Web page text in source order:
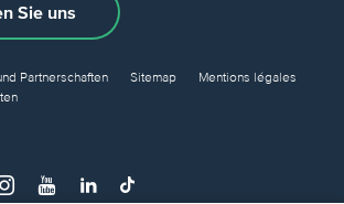
Sie uns
Partnerschaften Sitemap
Mentions légales